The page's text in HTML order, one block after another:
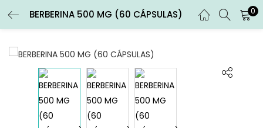
BERBERINA 500 MG (60 CÁPSULAS) 0
ENTRAR REGISTRARSE
Introduce tu nombre de usuario y contraseña para iniciar